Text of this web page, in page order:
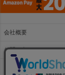
会社概要
お問い合わせ
特定商取引法に基づく